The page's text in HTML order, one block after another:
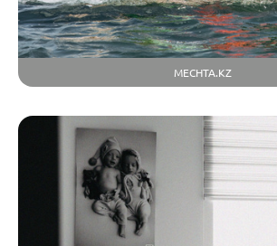
MECHTA.KZ